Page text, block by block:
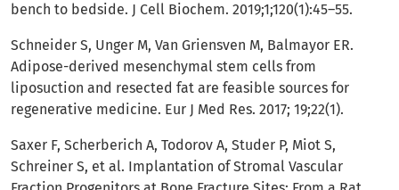
bench to bedside. J Cell Biochem. 2019;1;120(1):45–55.
Schneider S, Unger M, Van Griensven M, Balmayor ER.
Adipose-derived mesenchymal stem cells from
liposuction and resected fat are feasible sources for
regenerative medicine. Eur J Med Res. 2017; 19;22(1).
Saxer F, Scherberich A, Todorov A, Studer P, Miot S,
Schreiner S, et al. Implantation of Stromal Vascular